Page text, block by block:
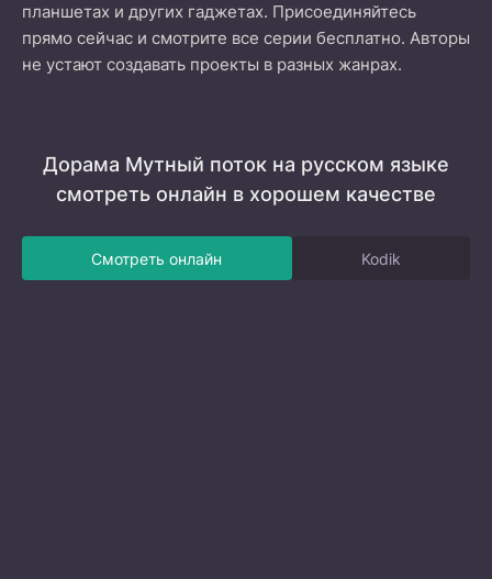
планшетах и других гаджетах. Присоединяйтесь
прямо сейчас и смотрите все серии бесплатно. Авторы
не устают создавать проекты в разных жанрах.
Дорама Мутный поток на русском языке
смотреть онлайн в хорошем качестве
Смотреть онлайн Kodik